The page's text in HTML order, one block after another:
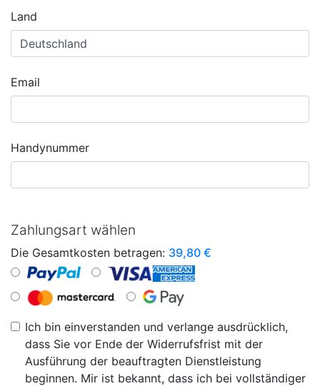
Land
Email
Handynummer
Zahlungsart wählen
Die Gesamtkosten betragen: 39,80 €
Ich bin einverstanden und verlange ausdrücklich,
dass Sie vor Ende der Widerrufsfrist mit der
Ausführung der beauftragten Dienstleistung
beginnen. Mir ist bekannt, dass ich bei vollständiger